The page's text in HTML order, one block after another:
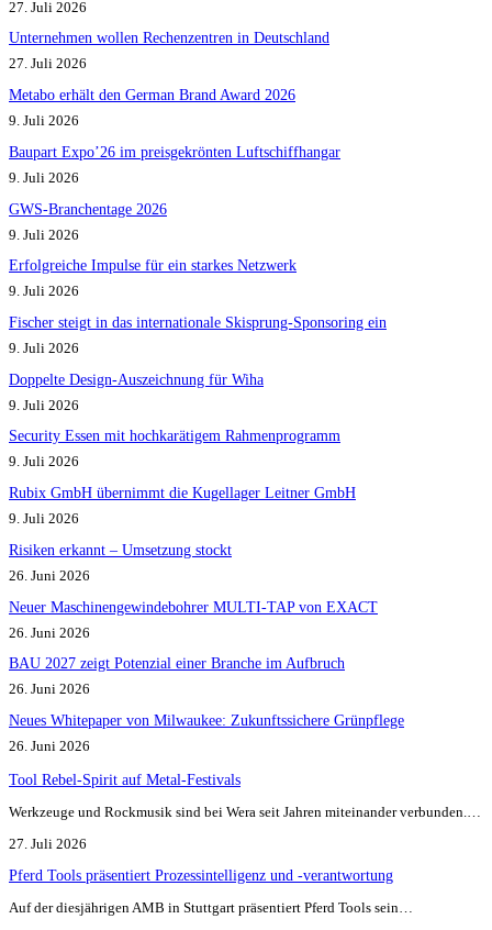
27. Juli 2026
Unternehmen wollen Rechenzentren in Deutschland
27. Juli 2026
Metabo erhält den German Brand Award 2026
9. Juli 2026
Baupart Expo’26 im preisgekrönten Luftschiffhangar
9. Juli 2026
GWS-Branchentage 2026
9. Juli 2026
Erfolgreiche Impulse für ein starkes Netzwerk
9. Juli 2026
Fischer steigt in das internationale Skisprung-Sponsoring ein
9. Juli 2026
Doppelte Design-Auszeichnung für Wiha
9. Juli 2026
Security Essen mit hochkarätigem Rahmenprogramm
9. Juli 2026
Rubix GmbH übernimmt die Kugellager Leitner GmbH
9. Juli 2026
Risiken erkannt – Umsetzung stockt
26. Juni 2026
Neuer Maschinengewindebohrer MULTI-TAP von EXACT
26. Juni 2026
BAU 2027 zeigt Potenzial einer Branche im Aufbruch​
26. Juni 2026
Neues Whitepaper von Milwaukee: Zukunftssichere Grünpflege
26. Juni 2026
Tool Rebel-Spirit auf Metal-Festivals
Werkzeuge und Rockmusik sind bei Wera seit Jahren miteinander verbunden.…
27. Juli 2026
Pferd Tools präsentiert Prozessintelligenz und -verantwortung
Auf der diesjährigen AMB in Stuttgart präsentiert Pferd Tools sein…